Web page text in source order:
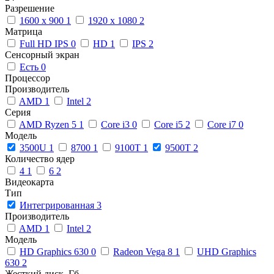
Разрешение
1600 x 900 1 1920 x 1080 2
Матрица
Full HD IPS 0 HD 1 IPS 2
Сенсорный экран
Есть 0
Процессор
Производитель
AMD 1 Intel 2
Серия
AMD Ryzen 5 1 Core i3 0 Core i5 2 Core i7 0
Модель
3500U 1 8700 1 9100T 1 9500T 2
Количество ядер
4 1 6 2
Видеокарта
Тип
Интегрированная 3
Производитель
AMD 1 Intel 2
Модель
HD Graphics 630 0 Radeon Vega 8 1
UHD Graphics
630 2